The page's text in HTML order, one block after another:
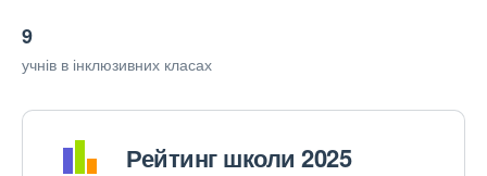
9
учнів в інклюзивних класах
Рейтинг школи 2025